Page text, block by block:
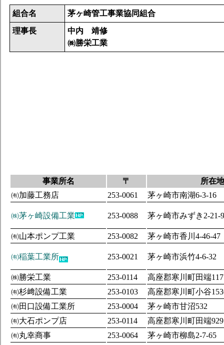
組合名 茅ヶ崎管工事業協同組合
理事長
中内 靖修
㈱勝栄工業
事業所名 〒
所在地
㈲加藤工務店
253-0061 茅ヶ崎市南湖6-3-16
㈱茅ヶ崎設備工業 253-0088 茅ヶ崎市みずき2-21-9
㈲山本ポンプ工業 253-0082 茅ヶ崎市香川4-46-47
㈲稲葉工業所 253-0021 茅ヶ崎市浜竹4-6-32
㈱勝栄工業 253-0114
高座郡寒川町田端
㈲杉﨑設備工業
253-0103
高座郡寒川町小谷
㈲田口設備工業所
253-0004
茅ヶ崎市甘沼532
㈲大石ポンプ店
253-0114
高座郡寒川町田端929
㈲丸幸商事
253-0064 茅ヶ崎市柳島2-7-65